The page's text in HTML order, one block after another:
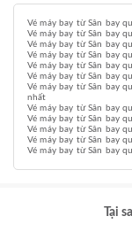
Vé máy bay từ Sân bay
Vé máy bay từ Sân bay
Vé máy bay từ Sân bay
Vé máy bay từ Sân bay
Vé máy bay từ Sân bay
Vé máy bay từ Sân bay
Vé máy bay từ Sân bay
nhất
Vé máy bay từ Sân bay
Vé máy bay từ Sân bay
Vé máy bay từ Sân bay
Vé máy bay từ Sân bay
Vé máy bay từ Sân bay
Tại